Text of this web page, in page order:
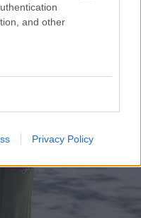
and other
Privacy Policy